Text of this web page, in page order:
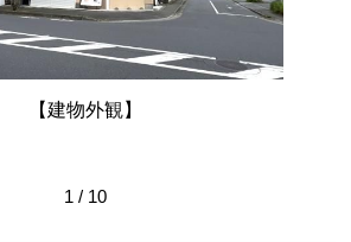
【建物外観】
1 / 10